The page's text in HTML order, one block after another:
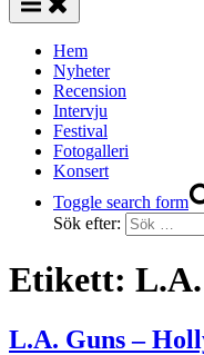
Hem
Nyheter
Recension
Intervju
Festival
Fotogalleri
Konsert
Toggle search form
Sök efter:
Etikett:
L.A. Guns –